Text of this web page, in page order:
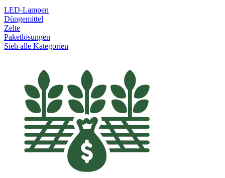
LED-Lampen
Düngemittel
Zelte
Paketlösungen
Sieh alle Kategorien